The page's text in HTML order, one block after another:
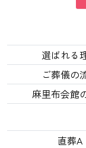
選ばれる
ご葬儀の
麻里布会館
直葬A